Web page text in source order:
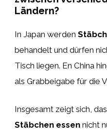
Ländern?
In Japan werden
behandelt und dürfen
Tisch liegen. En China
als Grabbeigabe für die
Insgesamt zeigt sich,
Stäbchen essen nicht